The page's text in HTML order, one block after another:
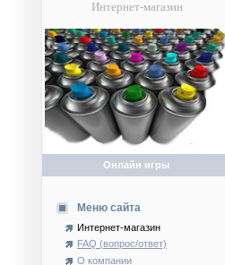
Интернет-магазин
Онлайн игры
Меню сайта
Интернет-магазин
FAQ (вопрос/ответ)
О компании